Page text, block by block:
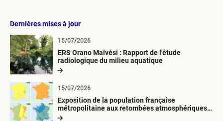
Dernières mises à jour
ERS Orano Malvési : Rapport de l'étude
radiologique du milieu aquatique
15/07/2026
Exposition de la population française
métropolitaine aux retombées atmosphériques
radioactives depuis 1945
15/07/2026